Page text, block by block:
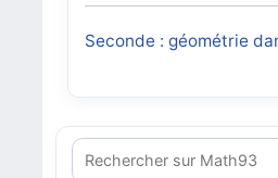
Seconde : géométrie